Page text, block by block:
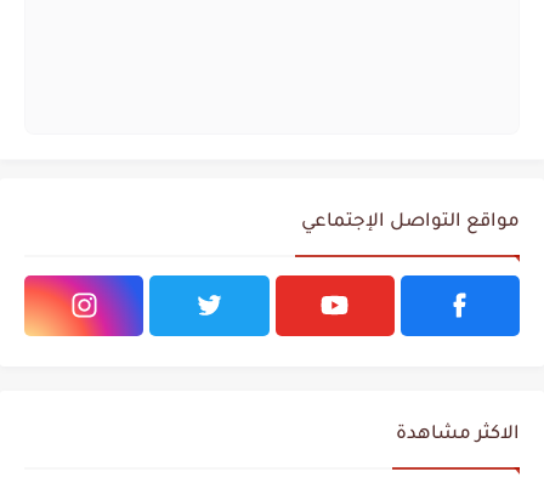
مواقع التواصل الإجتماعي
الاكثر مشاهدة